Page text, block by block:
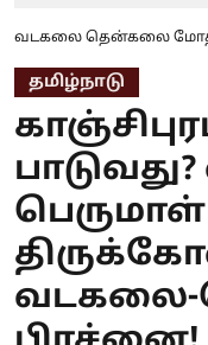
வடகலை தென்கலை
தமிழ்நாடு
பெருமாள்